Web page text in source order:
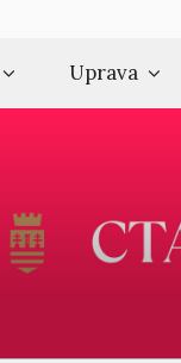
Uprava